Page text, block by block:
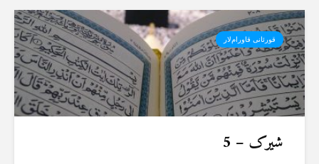
قورئانی قاورام‌لار
شیرک – 5